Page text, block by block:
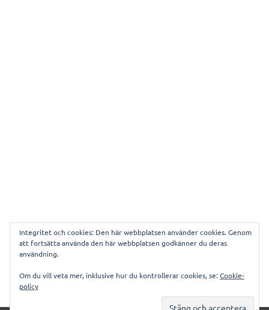
skräppost.Lär dig om hur din kommentarsdata
bearbetas
Integritet och cookies: Den här webbplatsen använder cookies. Genom
att fortsätta använda den här webbplatsen godkänner du deras
användning.
Om du vill veta mer, inklusive hur du kontrollerar cookies, se:Cookie-
policy